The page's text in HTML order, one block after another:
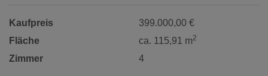
Kaufpreis
399.000,00 €
Fläche
ca. 115,91 m2
Zimmer 4